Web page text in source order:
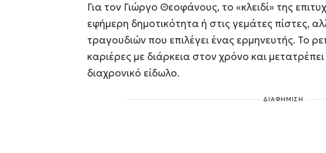
Για τον Γιώργο Θεοφάνους, το «κλειδί» της
εφήμερη δημοτικότητα ή στις γεμάτες πίστες,
τραγουδιών που επιλέγει ένας ερμηνευτής. Το
καριέρες με διάρκεια στον χρόνο και
διαχρονικό είδωλο.
ΔΙΑΦΗΜΙΣΗ